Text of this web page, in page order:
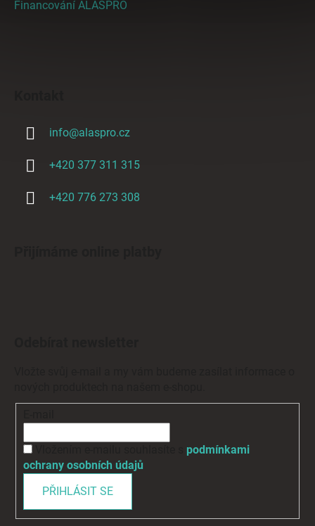
Financování ALASPRO
info@alaspro.cz
+420 377 311 315
+420 776 273 308
podmínkami
ochrany osobních údajů
PŘIHLÁSIT SE